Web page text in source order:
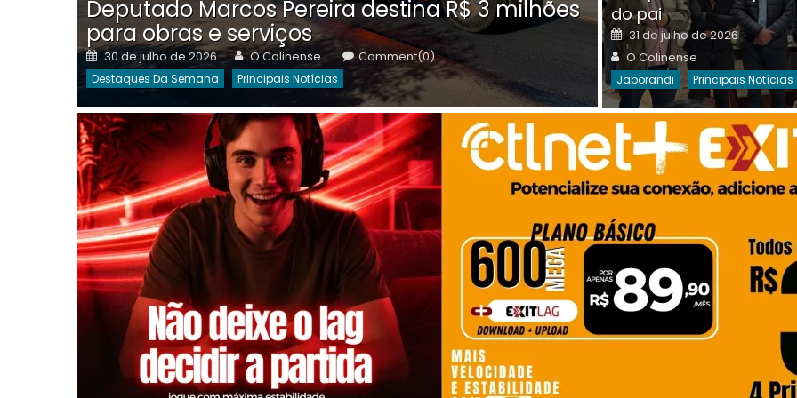
Deputado Marcos Pereira destina R$ 3 milhões
para obras e serviços
Posted
on
30 de julho de 2026 Author
O Colinense Comment(0)
Destaques Da Semana Principais Notícias
on
Destaques Da Semana
do pai
Posted
on
31 de julho de 2026
Author
O Colinense
Jaborandi Principais Notícias